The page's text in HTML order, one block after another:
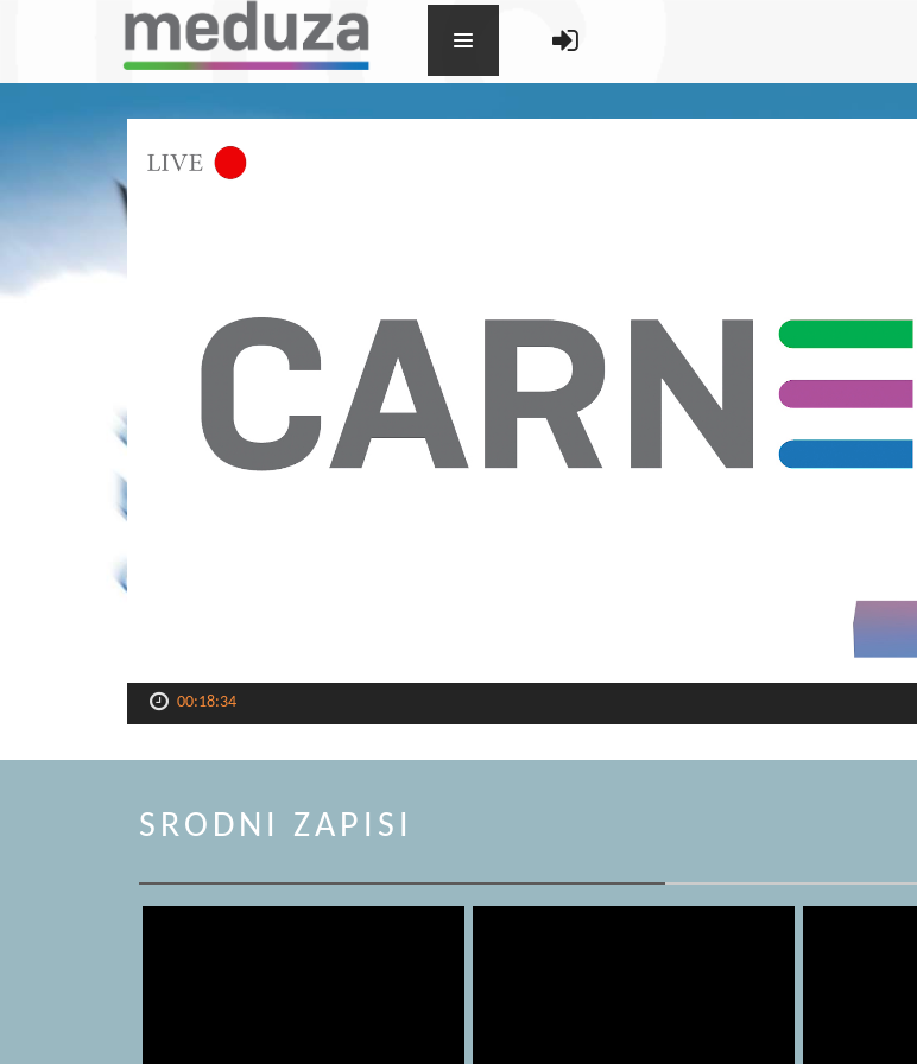
00:18:34
SRODNI ZAPISI